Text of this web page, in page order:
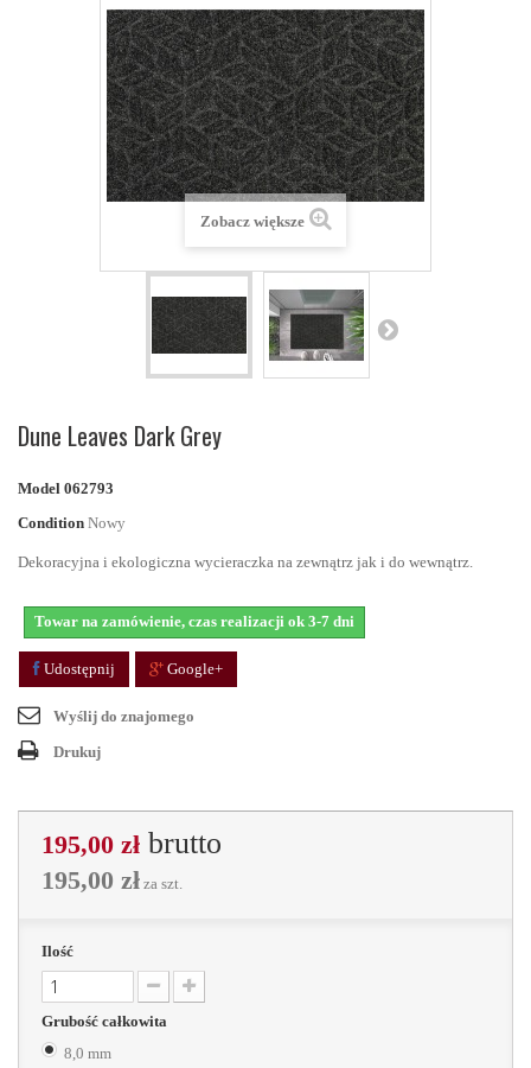
Zobacz większe
Dune Leaves Dark Grey
Model 062793
Condition Nowy
Dekoracyjna i ekologiczna wycieraczka na zewnątrz jak i do wewnątrz.
Towar na zamówienie, czas realizacji ok 3-7 dni
Udostępnij Google+
Wyślij do znajomego
Drukuj
195,00 zł brutto
195,00 zł za szt.
Ilość
Grubość całkowita
8,0 mm